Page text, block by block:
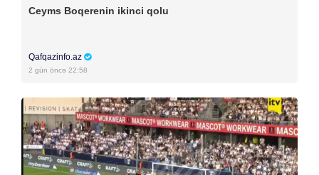
Ceyms Boqerenin ikinci qolu
Qafqazinfo.az
2 gün öncə 22:58